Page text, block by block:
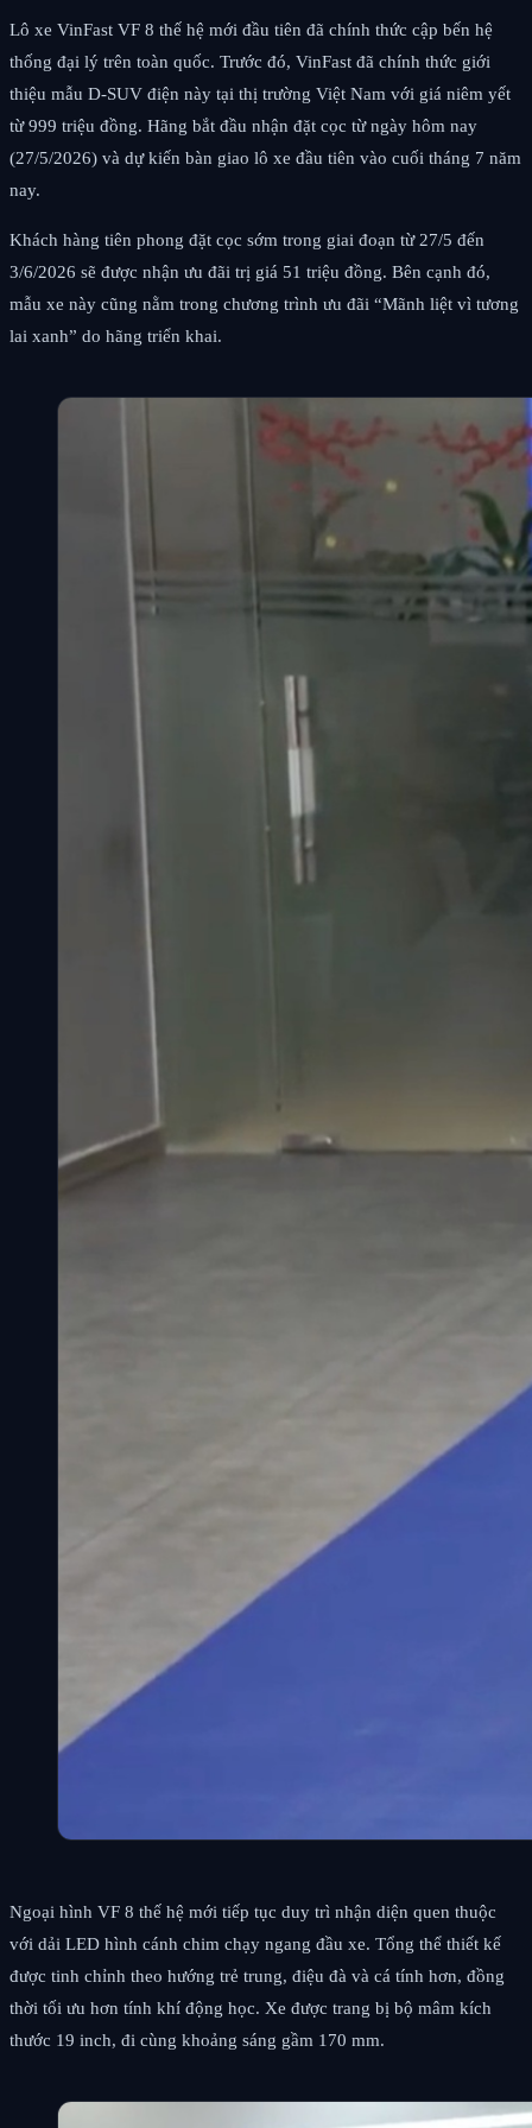
Lô xe VinFast VF 8 thế hệ mới đầu tiên đã chính thức cập bến hệ
thống đại lý trên toàn quốc. Trước đó, VinFast đã chính thức giới
thiệu mẫu D-SUV điện này tại thị trường Việt Nam với giá niêm yết
từ 999 triệu đồng. Hãng bắt đầu nhận đặt cọc từ ngày hôm nay
(27/5/2026) và dự kiến bàn giao lô xe đầu tiên vào cuối tháng 7 năm
nay.
Khách hàng tiên phong đặt cọc sớm trong giai đoạn từ 27/5 đến
3/6/2026 sẽ được nhận ưu đãi trị giá 51 triệu đồng. Bên cạnh đó,
mẫu xe này cũng nằm trong chương trình ưu đãi “Mãnh liệt vì tương
lai xanh” do hãng triển khai.
Ngoại hình VF 8 thế hệ mới tiếp tục duy trì nhận diện quen thuộc
với dải LED hình cánh chim chạy ngang đầu xe. Tổng thể thiết kế
được tinh chỉnh theo hướng trẻ trung, điệu đà và cá tính hơn, đồng
thời tối ưu hơn tính khí động học. Xe được trang bị bộ mâm kích
thước 19 inch, đi cùng khoảng sáng gầm 170 mm.